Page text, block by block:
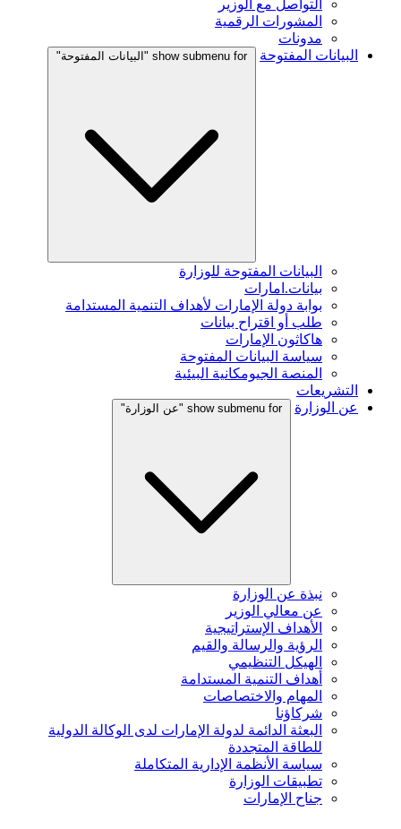
التواصل مع الوزير
المشورات الرقمية
مدونات
البيانات المفتوحة
show submenu for "البيانات المفتوحة"
البيانات المفتوحة للوزارة
بيانات.امارات
بوابة دولة الإمارات لأهداف التنمية المستدامة
طلب أو اقتراح بيانات
هاكاثون الإمارات
سياسة البيانات المفتوحة
المنصة الجيومكانية البيئية
التشريعات
عن الوزارة
show submenu for "عن الوزارة"
نبذة عن الوزارة
عن معالي الوزير
الأهداف الإستراتيجية
الرؤية والرسالة والقيم
الهيكل التنظيمي
أهداف التنمية المستدامة
المهام والاختصاصات
شركاؤنا
البعثة الدائمة لدولة الإمارات لدى الوكالة الدولية
للطاقة المتجددة
سياسة الأنظمة الإدارية المتكاملة
تطبيقات الوزارة
جناح الإمارات